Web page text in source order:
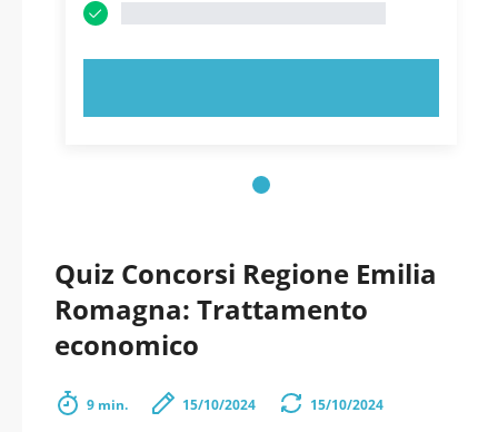
Quiz Concorsi Regione Emilia
Romagna: Trattamento
economico
9 min. 15/10/2024 15/10/2024